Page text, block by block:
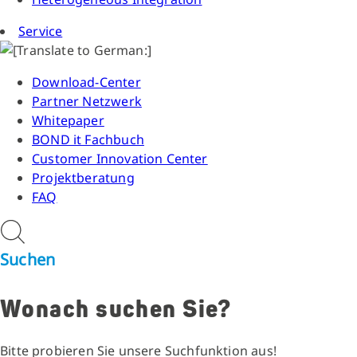
Service
Download-Center
Partner Netzwerk
Whitepaper
BOND it Fachbuch
Customer Innovation Center
Projektberatung
FAQ
Suchen
Wonach suchen Sie?
Bitte probieren Sie unsere Suchfunktion aus!